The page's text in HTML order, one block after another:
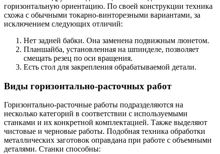
горизонтальную ориентацию. По своей конструкции техника
схожа с обычными токарно-винторезными вариантами, за
исключением следующих отличий:
Нет задней бабки. Она заменена подвижным люнетом.
Планшайба, установленная на шпинделе, позволяет
смещать резец по оси вращения.
Есть стол для закрепления обрабатываемой детали.
Виды горизонтально-расточных работ
Горизонтально-расточные работы подразделяются на
несколько категорий в соответствии с используемыми
станками и их конкретной комплектацией. Также выделяют
чистовые и черновые работы. Подобная техника обработки
металлических заготовок оправдана при работе с объемными
деталями. Станки способны: